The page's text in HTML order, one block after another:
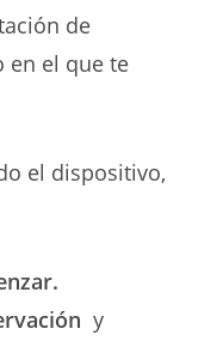
de
en el que te
el dispositivo,
y